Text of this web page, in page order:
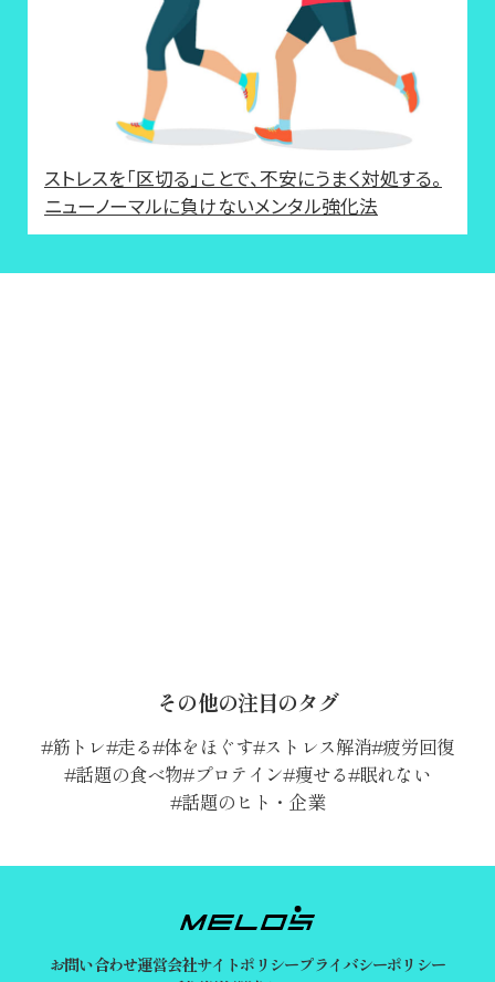
ストレスを「区切る」ことで、不安にうまく対処する。
ニューノーマルに負けないメンタル強化法
その他の注目のタグ
筋トレ 走る 体をほぐす ストレス解消 疲労回復
話題の食べ物 プロテイン 痩せる 眠れない
話題のヒト・企業
お問い合わせ運営会社サイトポリシープライバシーポリシー